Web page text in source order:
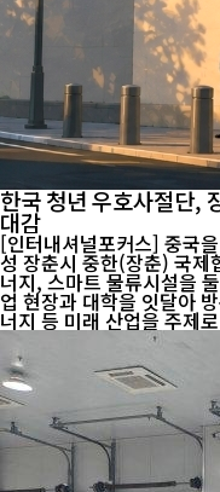
한국 청년 우호사절단,
대감
[인터내셔널포커스] 중국
성 장춘시 중한(장춘) 국제
너지, 스마트 물류시설을
업 현장과 대학을 잇달아
너지 등 미래 산업을 주제
을 확인했다. 중국 길림망에 따르면 지난 23일 한국 청년 우호사절
단 60명은 중한(장춘) 국
육기관을 견학했다. 이번
양국 청년 간 이해를 높이
다. 중한(장춘) 국제협력시범구는 중국이 한국과의 산업협력을 강화
하기 위해 조성한 국가급
신에너지, 현대물류 등 전략산업
한도시관에...